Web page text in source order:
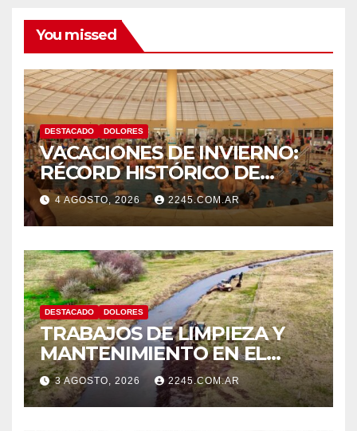
You missed
DESTACADO DOLORES
VACACIONES DE INVIERNO:
RÉCORD HISTÓRICO DE
VISITANTES Y RECAUDACIÓN
EN EL PARQUE TERMAL DE
DOLORES
4 AGOSTO, 2026 2245.COM.AR
DESTACADO DOLORES
TRABAJOS DE LIMPIEZA Y
MANTENIMIENTO EN EL
CANAL LA PICASA
3 AGOSTO, 2026 2245.COM.AR